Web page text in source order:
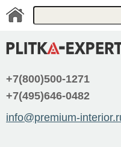
+7(800)500-1271
+7(495)646-0482
info@premium-